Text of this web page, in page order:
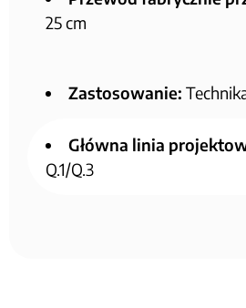
25 cm
Zastosowanie:
Główna linia
Q.1/Q.3